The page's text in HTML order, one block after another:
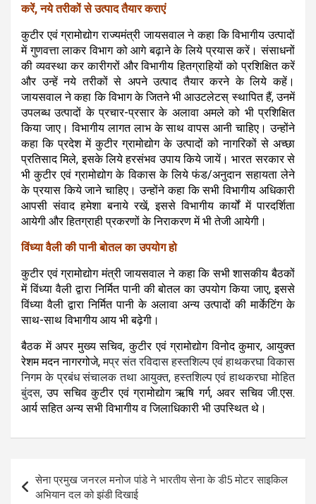
करें, नये तरीकों से उत्पाद तैयार कराएं
कुटीर एवं ग्रामोद्योग राज्यमंत्री जायसवाल ने कहा कि विभागीय उत्पादों
में गुणवत्ता लाकर विभाग को आगे बढ़ाने के लिये प्रयास करें। संसाधनों
की व्यवस्था कर कारीगरों और विभागीय हितग्राहियों को प्रशिक्षित करें
और उन्हें नये तरीकों से अपने उत्पाद तैयार करने के लिये कहें।
जायसवाल ने कहा कि विभाग के जितने भी आउटलेटस् स्थापित हैं, उनमें
उपलब्ध उत्पादों के प्रचार-प्रसार के अलावा अमले को भी प्रशिक्षित
किया जाए। विभागीय लागत लाभ के साथ वापस आनी चाहिए। उन्होंने
कहा कि प्रदेश में कुटीर ग्रामोद्योग के उत्पादों को नागरिकों से अच्छा
प्रतिसाद मिले, इसके लिये हरसंभव उपाय किये जायें। भारत सरकार से
भी कुटीर एवं ग्रामोद्योग के विकास के लिये फंड/अनुदान सहायता लेने
के प्रयास किये जाने चाहिए। उन्होंने कहा कि सभी विभागीय अधिकारी
आपसी संवाद हमेशा बनाये रखें, इससे विभागीय कार्यों में पारदर्शिता
आयेगी और हितग्राही प्रकरणों के निराकरण में भी तेजी आयेगी।
विंध्या वैली की पानी बोतल का उपयोग हो
कुटीर एवं ग्रामोद्योग मंत्री जायसवाल ने कहा कि सभी शासकीय बैठकों
में विंध्या वैली द्वारा निर्मित पानी की बोतल का उपयोग किया जाए, इससे
विंध्या वैली द्वारा निर्मित पानी के अलावा अन्य उत्पादों की मार्केटिंग के
साथ-साथ विभागीय आय भी बढ़ेगी।
बैठक में अपर मुख्य सचिव, कुटीर एवं ग्रामोद्योग विनोद कुमार, आयुक्त
रेशम मदन नागरगोजे,मप्र संत रविदास हस्तशिल्प एवं हाथकरघा विकास
निगम के प्रबंध संचालक तथा आयुक्त, हस्तशिल्प एवं हाथकरघा मोहित
बुंदस, उप सचिव कुटीर एवं ग्रामोद्योग ऋषि गर्ग, अवर सचिव जी.एस.
आर्य सहित अन्य सभी विभागीय व जिलाधिकारी भी उपस्थित थे।
Post
navigation
सेना प्रमुख जनरल मनोज पांडे ने भारतीय सेना के डी5 मोटर साइकिल
अभियान दल को झंडी दिखाई